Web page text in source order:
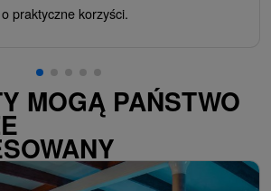
praktyczne korzyści.
MOGĄ PAŃSTWO